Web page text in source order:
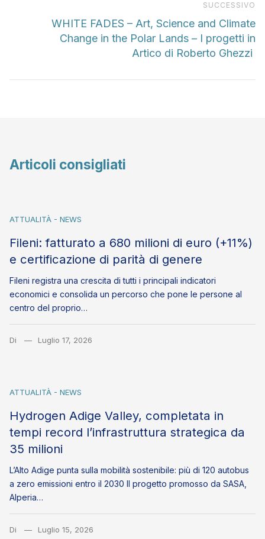
SUCCESSIVO
WHITE FADES – Art, Science and Climate
Change in the Polar Lands – I progetti in
Artico di Roberto Ghezzi
Articoli consigliati
ATTUALITÀ - NEWS
Fileni: fatturato a 680 milioni di euro (+11%)
e certificazione di parità di genere
Fileni registra una crescita di tutti i principali indicatori
economici e consolida un percorso che pone le persone al
centro del proprio…
Di Luglio 17, 2026
ATTUALITÀ - NEWS
Hydrogen Adige Valley, completata in
tempi record l’infrastruttura strategica da
35 milioni
L’Alto Adige punta sulla mobilità sostenibile: più di 120 autobus
a zero emissioni entro il 2030 Il progetto promosso da SASA,
Alperia…
Di Luglio 15, 2026